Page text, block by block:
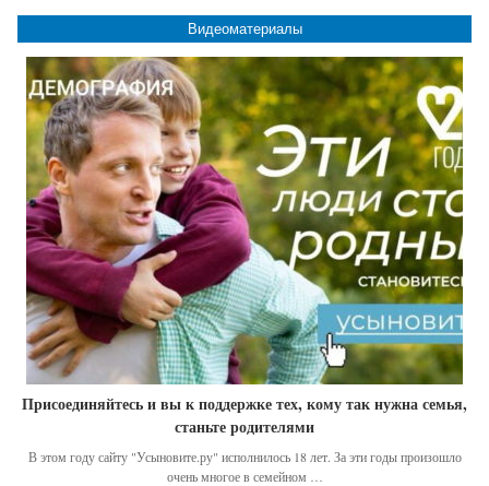
Видеоматериалы
Присоединяйтесь и вы к поддержке тех, кому так нужна семья,
станьте родителями
В этом году сайту "Усыновите.ру" исполнилось 18 лет. За эти годы произошло
очень многое в семейном …